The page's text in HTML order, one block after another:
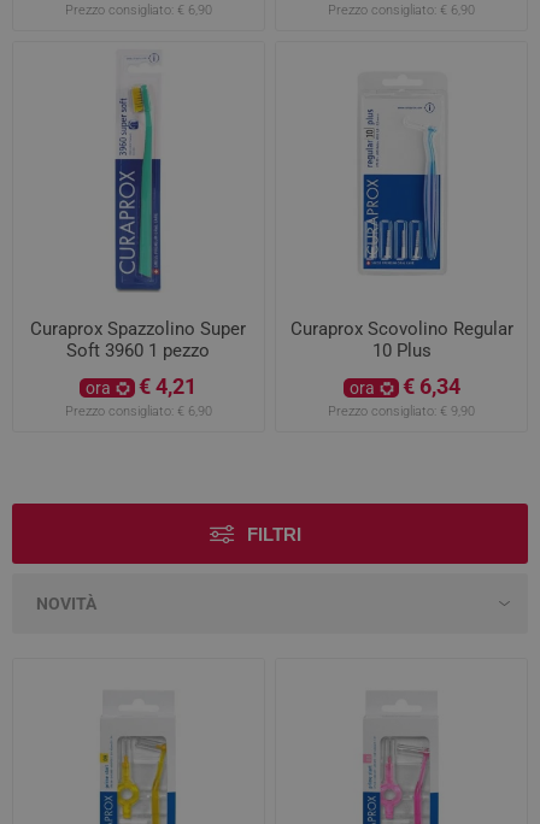
Prezzo consigliato: € 6,90 Prezzo consigliato: € 6,90
Curaprox Spazzolino Super
Soft 3960 1 pezzo
ora € 4,21
Prezzo consigliato: € 6,90
Curaprox Scovolino Regular
10 Plus
ora € 6,34
Prezzo consigliato: € 9,90
FILTRI